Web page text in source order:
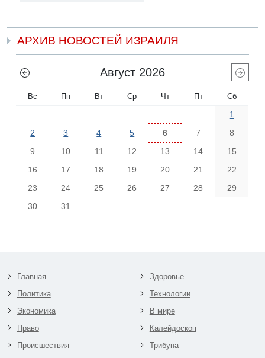
АРХИВ НОВОСТЕЙ ИЗРАИЛЯ
Август 2026
Вс Пн Вт Ср Чт Пт Сб
1
2
3 4 5 6 7
8
9
10 11 12 13 14
15
16
17 18 19 20 21
22
23
24 25 26 27 28
29
30
31
Главная
Политика
Экономика
Право
Происшествия
Здоровье
Технологии
В мире
Калейдоскоп
Трибуна